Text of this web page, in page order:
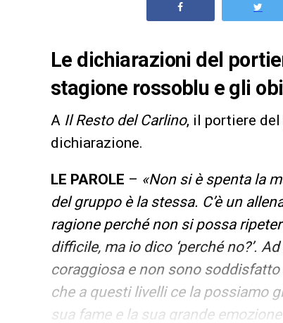
Le dichiarazioni del
stagione rossoblu e gli
A Il Resto del Carlino, il portiere del
dichiarazione.
LE PAROLE – «Non si è spenta la
del gruppo è la stessa. C’è un
ragione perché non si possa
difficile, ma io dico ‘perché no?’.
coraggiosa e non sono
che a questi livelli ce la possiamo
sua fame e la sua grande